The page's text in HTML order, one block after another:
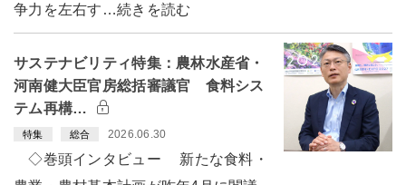
争力を左右す…続きを読む
サステナビリティ特集：農林水産省・
河南健大臣官房総括審議官 食料シス
テム再構…
特集 総合 2026.06.30
◇巻頭インタビュー 新たな食料・